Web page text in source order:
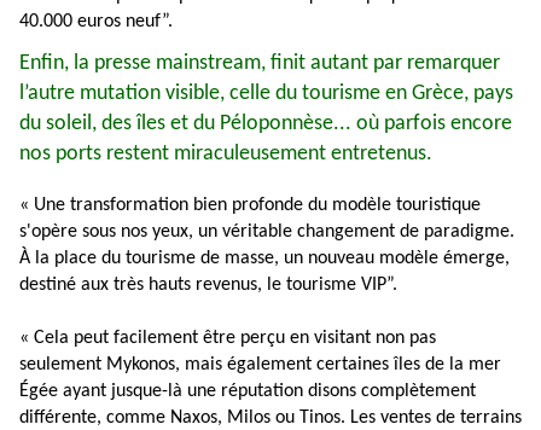
40.000 euros neuf”.
Enfin, la presse mainstream, finit autant par remarquer
l’autre mutation visible, celle du tourisme en Grèce, pays
du soleil, des îles et du Péloponnèse... où parfois encore
nos ports restent miraculeusement entretenus.
« Une transformation bien profonde du modèle touristique
s'opère sous nos yeux, un véritable changement de paradigme.
À la place du tourisme de masse, un nouveau modèle émerge,
destiné aux très hauts revenus, le tourisme VIP”.
« Cela peut facilement être perçu en visitant non pas
seulement Mykonos, mais également certaines îles de la mer
Égée ayant jusque-là une réputation disons complètement
différente, comme Naxos, Milos ou Tinos. Les ventes de terrains